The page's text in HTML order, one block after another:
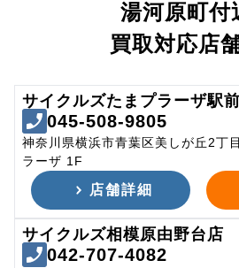
湯河原町付
買取対応店
サイクルズたまプラーザ駅
045-508-9805
神奈川県横浜市青葉区美しが丘2丁
ラーザ 1F
店舗詳細
サイクルズ相模原由野台店
042-707-4082